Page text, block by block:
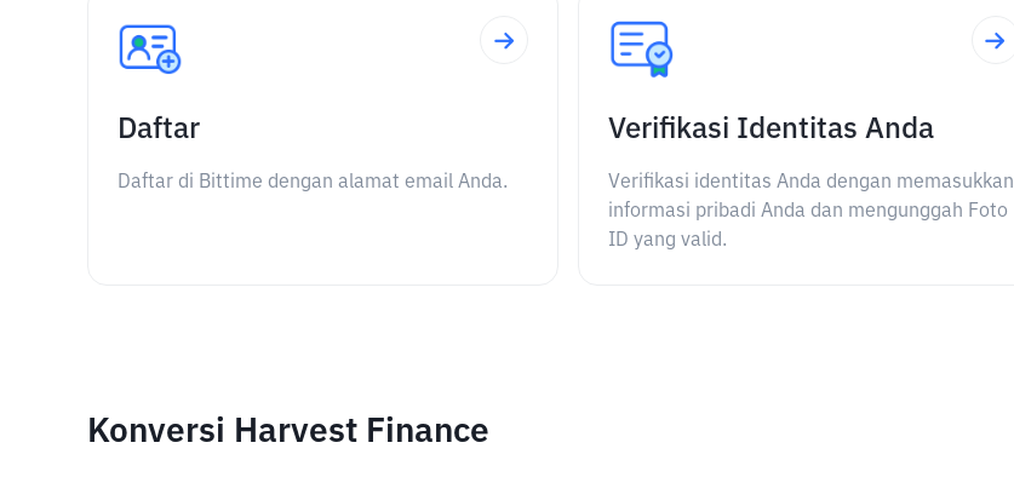
Daftar
Daftar di Bittime dengan alamat email Anda.
Verifikasi Identitas Anda
Verifikasi identitas Anda dengan memasukkan
informasi pribadi Anda dan mengunggah Foto
ID yang valid.
Konversi Harvest Finance